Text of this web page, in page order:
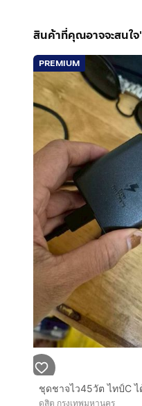
สินค้าที่คุณอาจจะสนใจ'
PREMIUM
ดุสิต กรุงเทพมหานคร